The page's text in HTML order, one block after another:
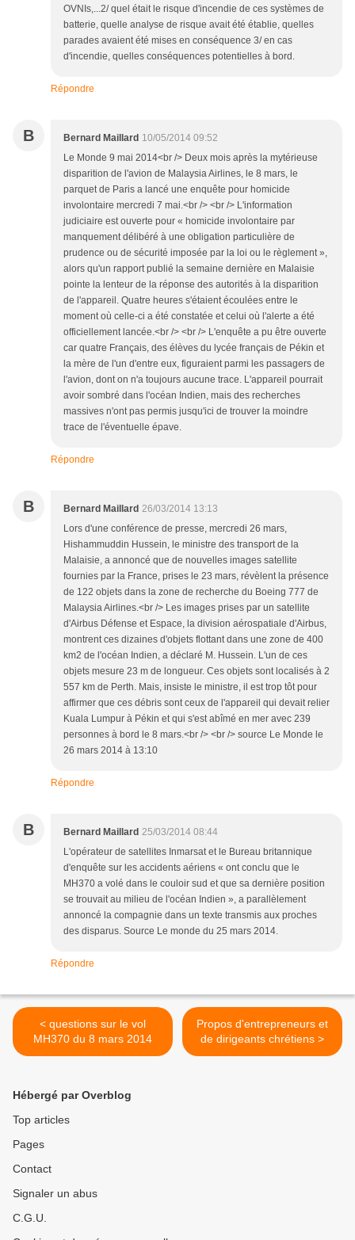
OVNIs,...2/ quel était le risque d'incendie de ces systèmes de
batterie, quelle analyse de risque avait été établie, quelles
parades avaient été mises en conséquence 3/ en cas
d'incendie, quelles conséquences potentielles à bord.
Répondre
B Bernard Maillard 10/05/2014 09:52
Le Monde 9 mai 2014<br /> Deux mois après la mytérieuse
disparition de l'avion de Malaysia Airlines, le 8 mars, le
parquet de Paris a lancé une enquête pour homicide
involontaire mercredi 7 mai.<br /> <br /> L'information
judiciaire est ouverte pour « homicide involontaire par
manquement délibéré à une obligation particulière de
prudence ou de sécurité imposée par la loi ou le règlement »,
alors qu'un rapport publié la semaine dernière en Malaisie
pointe la lenteur de la réponse des autorités à la disparition
de l'appareil. Quatre heures s'étaient écoulées entre le
moment où celle-ci a été constatée et celui où l'alerte a été
officiellement lancée.<br /> <br /> L'enquête a pu être ouverte
car quatre Français, des élèves du lycée français de Pékin et
la mère de l'un d'entre eux, figuraient parmi les passagers de
l'avion, dont on n'a toujours aucune trace. L'appareil pourrait
avoir sombré dans l'océan Indien, mais des recherches
massives n'ont pas permis jusqu'ici de trouver la moindre
trace de l'éventuelle épave.
Répondre
B Bernard Maillard 26/03/2014 13:13
Lors d'une conférence de presse, mercredi 26 mars,
Hishammuddin Hussein, le ministre des transport de la
Malaisie, a annoncé que de nouvelles images satellite
fournies par la France, prises le 23 mars, révèlent la présence
de 122 objets dans la zone de recherche du Boeing 777 de
Malaysia Airlines.<br /> Les images prises par un satellite
d'Airbus Défense et Espace, la division aérospatiale d'Airbus,
montrent ces dizaines d'objets flottant dans une zone de 400
km2 de l'océan Indien, a déclaré M. Hussein. L'un de ces
objets mesure 23 m de longueur. Ces objets sont localisés à 2
557 km de Perth. Mais, insiste le ministre, il est trop tôt pour
affirmer que ces débris sont ceux de l'appareil qui devait relier
Kuala Lumpur à Pékin et qui s'est abîmé en mer avec 239
personnes à bord le 8 mars.<br /> <br /> source Le Monde le
26 mars 2014 à 13:10
Répondre
B Bernard Maillard 25/03/2014 08:44
L'opérateur de satellites Inmarsat et le Bureau britannique
d'enquête sur les accidents aériens « ont conclu que le
MH370 a volé dans le couloir sud et que sa dernière position
se trouvait au milieu de l'océan Indien », a parallèlement
annoncé la compagnie dans un texte transmis aux proches
des disparus. Source Le monde du 25 mars 2014.
Répondre
< questions sur le vol
MH370 du 8 mars 2014
Propos d'entrepreneurs et
de dirigeants chrétiens >
Hébergé par Overblog
Top articles
Pages
Contact
Signaler un abus
C.G.U.